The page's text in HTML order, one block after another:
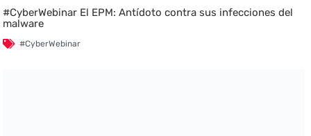
#CyberWebinar El EPM: Antídoto contra sus infecciones del
malware
#CyberWebinar